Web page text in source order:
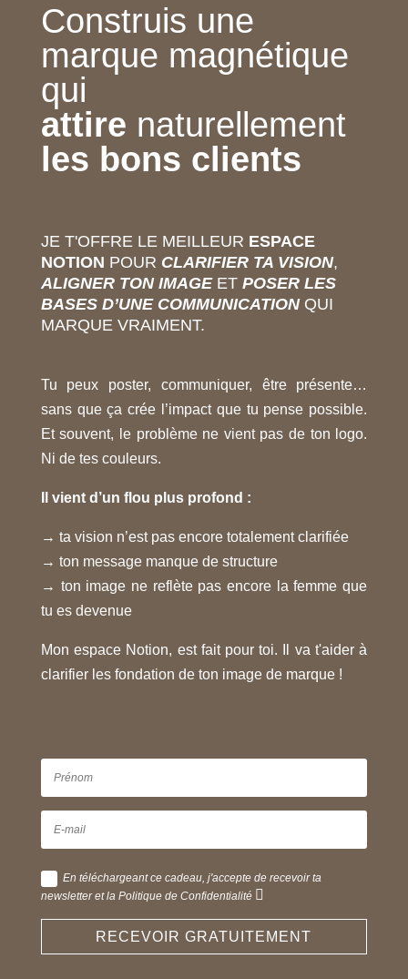
Construis une
marque magnétique
qui
attire naturellement
les bons clients
JE T'OFFRE LE MEILLEUR ESPACE
NOTION POUR CLARIFIER TA VISION,
ALIGNER TON IMAGEETPOSER LES
BASES D’UNE COMMUNICATIONQUI
MARQUE VRAIMENT.
Tu peux poster, communiquer, être présente…
sans que ça crée l’impact que tu pense possible.
Et souvent, le problème ne vient pas de ton logo.
Ni de tes couleurs.
Il vient d’un flou plus profond :
→ ta vision n’est pas encore totalement clarifiée
→ ton message manque de structure
→ ton image ne reflète pas encore la femme que
tu es devenue
Mon espace Notion, est fait pour toi. Il va t'aider à
clarifier les fondation de ton image de marque !
En téléchargeant ce cadeau, j'accepte de recevoir ta
newsletter et la Politique de Confidentialité
RECEVOIR GRATUITEMENT